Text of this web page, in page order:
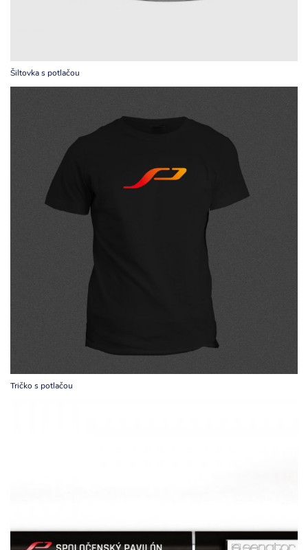
Šiltovka s potlačou
Tričko s potlačou